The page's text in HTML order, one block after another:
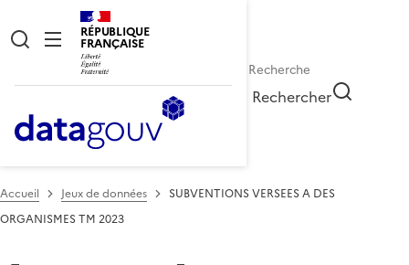
RÉPUBLIQUE
FRANÇAISE
Rechercher
Accueil Jeux de données
SUBVENTIONS VERSEES A DES
ORGANISMES TM 2023